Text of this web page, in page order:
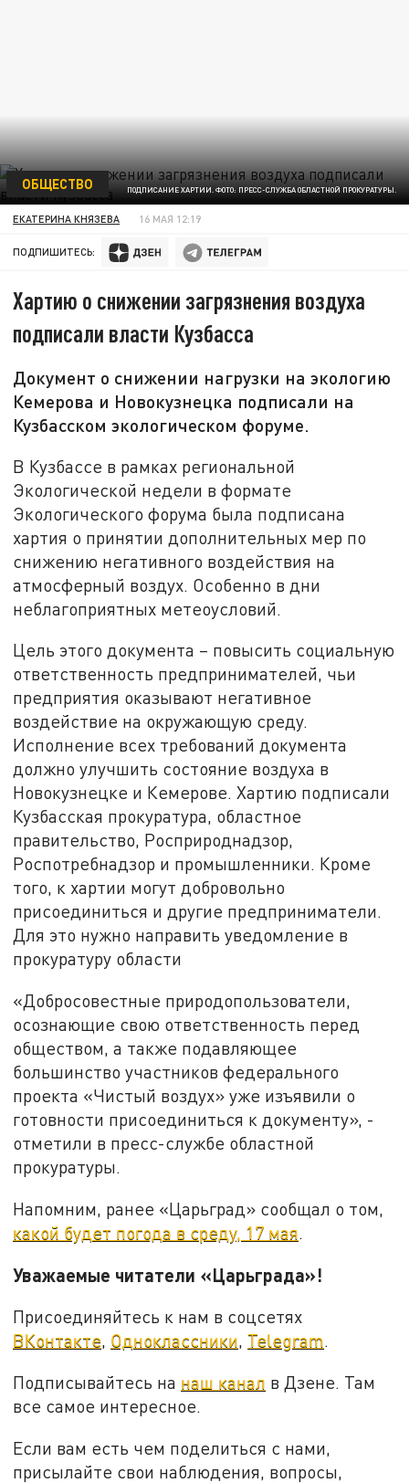
ПОДПИСАНИЕ ХАРТИИ. ФОТО: ПРЕСС-СЛУЖБА ОБЛАСТНОЙ ПРОКУРАТУРЫ.
ОБЩЕСТВО
ЕКАТЕРИНА КНЯЗЕВА 16 МАЯ 12:19
ПОДПИШИТЕСЬ:
Хартию о снижении загрязнения воздуха
подписали власти Кузбасса
Документ о снижении нагрузки на экологию
Кемерова и Новокузнецка подписали на
Кузбасском экологическом форуме.
В Кузбассе в рамках региональной
Экологической недели в формате
Экологического форума была подписана
хартия о принятии дополнительных мер по
снижению негативного воздействия на
атмосферный воздух. Особенно в дни
неблагоприятных метеоусловий.
Цель этого документа – повысить социальную
ответственность предпринимателей, чьи
предприятия оказывают негативное
воздействие на окружающую среду.
Исполнение всех требований документа
должно улучшить состояние воздуха в
Новокузнецке и Кемерове. Хартию подписали
Кузбасская прокуратура, областное
правительство, Росприроднадзор,
Роспотребнадзор и промышленники. Кроме
того, к хартии могут добровольно
присоединиться и другие предприниматели.
Для это нужно направить уведомление в
прокуратуру области
«Добросовестные природопользователи,
осознающие свою ответственность перед
обществом, а также подавляющее
большинство участников федерального
проекта «Чистый воздух» уже изъявили о
готовности присоединиться к документу», -
отметили в пресс-службе областной
прокуратуры.
Напомним, ранее «Царьград» сообщал о том,
какой будет погода в среду, 17 мая.
Уважаемые читатели «Царьграда»!
Присоединяйтесь к нам в соцсетях
ВКонтакте, Одноклассники, Telegram.
Подписывайтесь на наш канал в Дзене. Там
все самое интересное.
Если вам есть чем поделиться с нами,
присылайте свои наблюдения, вопросы,